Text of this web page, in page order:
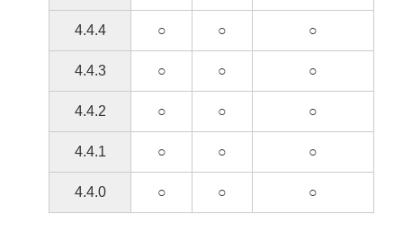
4.4.4 ○ ○ ○
4.4.3 ○ ○ ○
4.4.2 ○ ○ ○
4.4.1 ○ ○ ○
4.4.0 ○ ○ ○